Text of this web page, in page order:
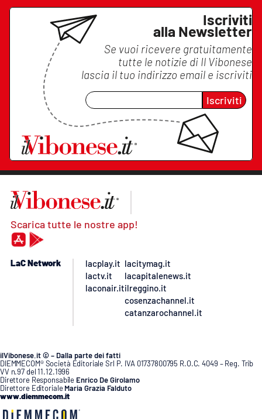
Iscriviti
alla Newsletter
Se vuoi ricevere gratuitamente
tutte le notizie di Il Vibonese
lascia il tuo indirizzo email e iscriviti
Iscriviti
Scarica tutte le nostre app!
LaC Network
lacplay.it
lactv.it
laconair.it
lacitymag.it
lacapitalenews.it
ilreggino.it
cosenzachannel.it
catanzarochannel.it
ilVibonese.it © – Dalla parte dei fatti
DIEMMECOM® Società Editoriale Srl P. IVA 01737800795 R.O.C. 4049 – Reg. Trib
VV n.97 del 11.12.1996
Direttore Responsabile Enrico De Girolamo
Direttore Editoriale Maria Grazia Falduto
www.diemmecom.it